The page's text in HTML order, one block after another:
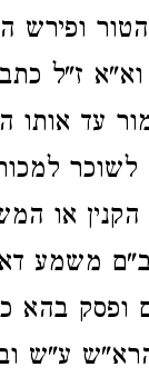
ופירש
וא"א ז"ל
עד
הקנין או
משמע
ופסק בהא
ע"ש